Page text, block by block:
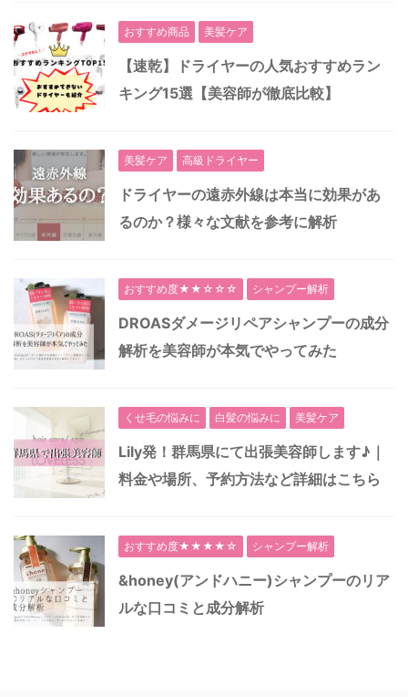
おすすめ商品 美髪ケア
【速乾】ドライヤーの人気おすすめラン
キング15選【美容師が徹底比較】
美髪ケア 高級ドライヤー
ドライヤーの遠赤外線は本当に効果があ
るのか？様々な文献を参考に解析
おすすめ度★★☆☆☆ シャンプー解析
DROASダメージリペアシャンプーの成分
解析を美容師が本気でやってみた
くせ毛の悩みに 白髪の悩みに 美髪ケア
Lily発！群馬県にて出張美容師します♪｜
料金や場所、予約方法など詳細はこちら
おすすめ度★★★★☆ シャンプー解析
&honey(アンドハニー)シャンプーのリア
ルな口コミと成分解析